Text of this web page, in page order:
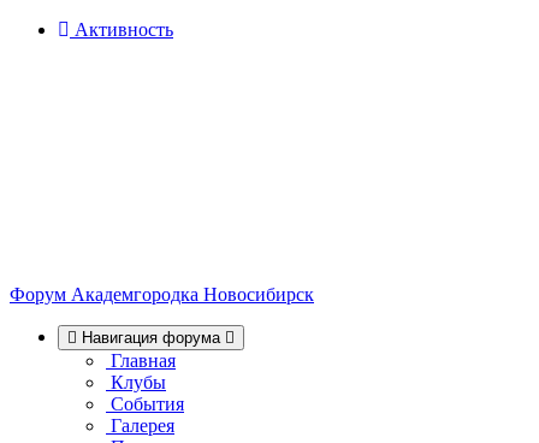
Активность
Форум Академгородка Новосибирск
Навигация форума
Главная
Клубы
События
Галерея